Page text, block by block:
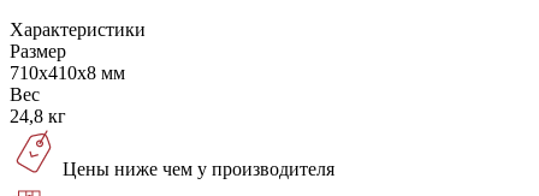
Характеристики
Размер
710x410x8 мм
Вес
24,8 кг
Цены ниже чем у производителя